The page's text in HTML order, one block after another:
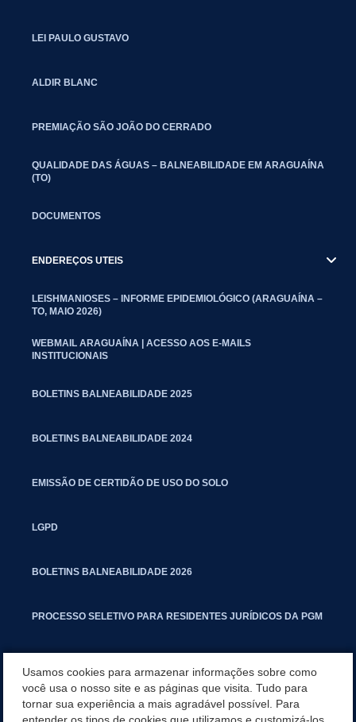
LEI PAULO GUSTAVO
ALDIR BLANC
PREMIAÇÃO SÃO JOÃO DO CERRADO
QUALIDADE DAS ÁGUAS – BALNEABILIDADE EM ARAGUAÍNA
(TO)
DOCUMENTOS
ENDEREÇOS UTEIS
LEISHMANIOSES – INFORME EPIDEMIOLÓGICO (ARAGUAÍNA –
TO, MAIO 2026)
WEBMAIL ARAGUAÍNA | ACESSO AOS E-MAILS
INSTITUCIONAIS
BOLETINS BALNEABILIDADE 2025
BOLETINS BALNEABILIDADE 2024
EMISSÃO DE CERTIDÃO DE USO DO SOLO
LGPD
BOLETINS BALNEABILIDADE 2026
PROCESSO SELETIVO PARA RESIDENTES JURÍDICOS DA PGM
MANUAL DE PROCEDIMENTOS IMOBILIÁRIOS SEINFRA
Usamos cookies para armazenar informações sobre como
você usa o nosso site e as páginas que visita. Tudo para
tornar sua experiência a mais agradável possível. Para